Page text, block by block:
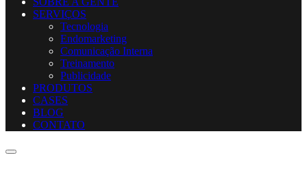
SERVIÇOS
Tecnologia
Endomarketing
Comunicação Interna
Treinamento
Publicidade
PRODUTOS
CASES
BLOG
CONTATO